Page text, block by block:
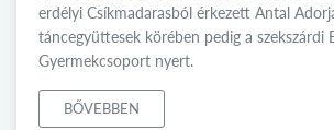
erdélyi Csíkmadarasból érkezett Antal
táncegyüttesek körében pedig a szekszárdi
Gyermekcsoport nyert.
BŐVEBBEN